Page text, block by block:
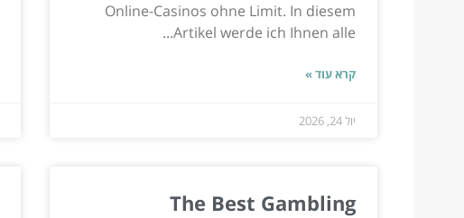
Online-Casinos ohne Limit. In diesem
Artikel werde ich Ihnen alle...
קרא עוד »
יול 24, 2026
The Best Gambling